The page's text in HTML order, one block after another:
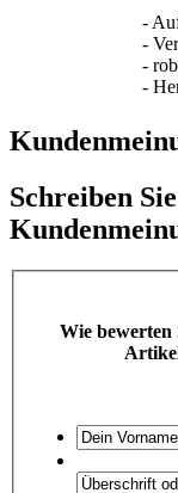
-
-
-
-
Schreiben
Wie bewerten